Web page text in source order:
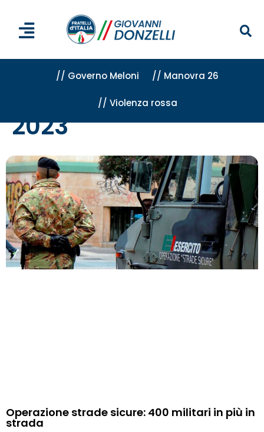
// Governo Meloni // Manovra 26
// Violenza rossa
Archivi per 2023»Pagina 10
2023
Operazione strade sicure: 400 militari in più in
strada